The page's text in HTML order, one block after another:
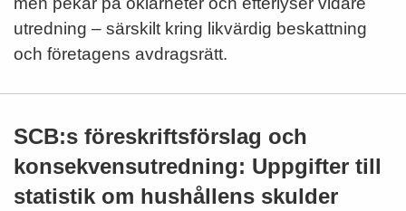
utredning – särskilt kring likvärdig beskattning
och företagens avdragsrätt.
SCB:s föreskriftsförslag och
konsekvensutredning: Uppgifter till
statistik om hushållens skulder